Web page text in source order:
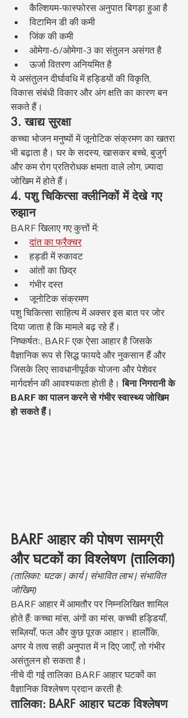
कैल्शियम-फास्फोरस अनुपात बिगड़ा हुआ है
विटामिन डी की कमी
जिंक की कमी
ओमेगा-6/ओमेगा-3 का संतुलन असंगत है
ऊर्जा वितरण अनियमित है
ये असंतुलन दीर्घावधि में हड्डियों की विकृति,
विकास संबंधी विकार और अंग क्षति का कारण बन
सकते हैं।
3. खाद्य सुरक्षा
कच्चा भोजन मनुष्यों में जूनोटिक संक्रमण का खतरा
भी बढ़ाता है। घर के सदस्य, खासकर बच्चे, बुजुर्ग
और कम रोग प्रतिरोधक क्षमता वाले लोग, ज़्यादा
जोखिम में होते हैं।
4. पशु चिकित्सा क्लीनिकों में देखे गए
रुझान
BARF खिलाए गए कुत्तों में:
दांत का फ्रैक्चर
हड्डी में रुकावट
आंतों का छिद्र
गंभीर दस्त
जूनोटिक संक्रमण
पशु चिकित्सा साहित्य में अक्सर इस बात पर जोर
दिया जाता है कि मामले बढ़ रहे हैं।
निष्कर्षतः, BARF एक ऐसा आहार है जिसके
वैज्ञानिक रूप से सिद्ध फायदे और नुकसान हैं और
जिसके लिए सावधानीपूर्वक योजना और पेशेवर
मार्गदर्शन की आवश्यकता होती है। बिना निगरानी के
BARF का पालन करने से गंभीर स्वास्थ्य जोखिम
हो सकते हैं।
BARF आहार की पोषण सामग्री
और घटकों का विश्लेषण (तालिका)
(तालिका: घटक | कार्य | संभावित लाभ | संभावित
जोखिम)
BARF आहार में आमतौर पर निम्नलिखित शामिल
होते हैं: कच्चा मांस, अंगों का मांस, कच्ची हड्डियाँ,
सब्ज़ियाँ, फल और कुछ पूरक आहार। हालाँकि,
अगर ये तत्व सही अनुपात में न दिए जाएँ, तो गंभीर
असंतुलन हो सकता है।
नीचे दी गई तालिका BARF आहार घटकों का
वैज्ञानिक विश्लेषण प्रदान करती है:
तालिका: BARF आहार घटक विश्लेषण